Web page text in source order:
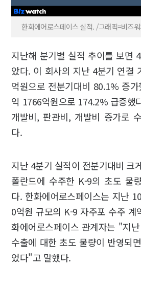
한화에어로스페이스 실적. /그래픽=비즈
지난해 분기별 실적 추이를 보면
았다. 이 회사의 지난 4분기 연결
억원으로 전분기대비 80.1% 증
익 1766억원으로 174.2% 급증했
개발비, 판관비, 개발비 증가로
다.
지난 4분기 실적이 전분기대비 크
폴란드에 수주한 K-9의 초도 물
다. 한화에어로스페이스는 지난
0억원 규모의 K-9 자주포 수주 계
화에어로스페이스 관계자는 "지
수출에 대한 초도 물량이 반영되
었다"고 말했다.